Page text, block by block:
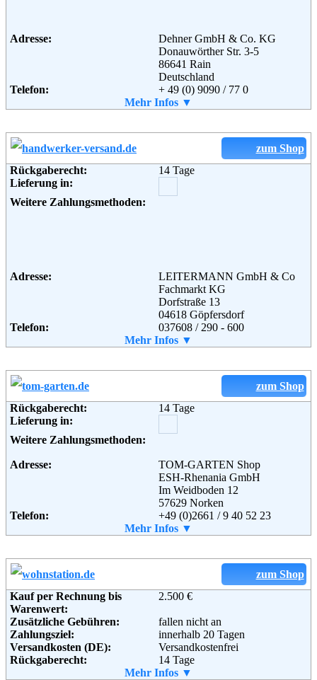
Adresse:
Dehner GmbH & Co. KG
Donauwörther Str. 3-5
86641 Rain
Deutschland
Telefon:
+ 49 (0) 9090 / 77 0
+ 49 (0) 9090 / 77 77 70
Informationen:
Mehr Infos ▼
zum Shop
Rückgaberecht:
14 Tage
Lieferung in:
Weitere Zahlungsmethoden:
Adresse:
LEITERMANN GmbH & Co
Fachmarkt KG
Dorfstraße 13
04618 Göpfersdorf
Telefon:
037608 / 290 - 600
037608 / 290 - 619
Informationen:
Mehr Infos ▼
zum Shop
Rückgaberecht:
14 Tage
Lieferung in:
Weitere Zahlungsmethoden:
Adresse:
TOM-GARTEN Shop
ESH-Rhenania GmbH
Im Weidboden 12
57629 Norken
Telefon:
+49 (0)2661 / 9 40 52 23
+49 (0)2661 / 9 40 52 52
Weiterführende
Informationen:
Mehr Infos ▼
zum Shop
Kauf per Rechnung bis
Warenwert:
2.500 €
Zusätzliche Gebühren:
fallen nicht an
Zahlungsziel:
innerhalb 20 Tagen
Versandkosten (DE):
Versandkostenfrei
Rückgaberecht:
14 Tage
Ja
Mehr Infos ▼